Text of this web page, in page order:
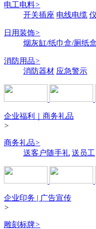
电工电料>
开关插座 电线电缆
日用装饰>
烟灰缸/纸巾盒/厕纸盒
消防用品>
消防器材 应急警示
企业福利｜商务礼品
>
商务礼品>
送客户随手礼 送员工
企业印务 | 广告宣传
>
雕刻标牌>